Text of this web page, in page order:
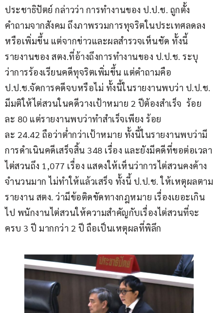
ประชาธิปัตย์ กล่าวว่า การทำงานของ ป.ป.ช. ถูกตั้ง
คำถามจากสังคม ถึงภาพรวมการทุจริตในประเทศลดลง
หรือเพิ่มขึ้น แต่จากข่าวและผลสำรวจเห็นชัด ทั้งนี้
รายงานของ สตง.ที่อ้างถึงการทำงานของ ป.ป.ช. ระบุ
ว่าการร้องเรียนคดีทุจริตเพิ่มขึ้น แต่คำถามคือ
ป.ป.ช.จัดการคดีจบหรือไม่ ทั้งนี้ในรายงานพบว่า ป.ป.ช.
มีมติให้ไต่สวนในคดีวางเป้าหมาย 2 ปีต้องสำเร็จ  ร้อย
ละ 80 แต่รายงานพบว่าทำสำเร็จเพียง ร้อย
ละ 24.42 ถือว่าต่ำกว่าเป้าหมาย ทั้งนี้ในรายงานพบว่ามี
การดำเนินคดีเสร็จสิ้น 348 เรื่อง และยังมีคดีที่ขอต่อเวลา
ไต่สวนถึง 1,077 เรื่อง แสดงให้เห็นว่าการไต่สวนคงค้าง
จำนวนมาก ไม่ทำให้แล้วเสร็จ ทั้งนี้ ป.ป.ช. ให้เหตุผลตาม
รายงาน สตง. ว่ามีข้อติดขัดทางกฎหมาย เรื่องเยอะเกิน
ไป พนักงานไต่สวนให้ความสำคัญกับเรื่องไต่สวนที่จะ
ครบ 3 ปี มากกว่า 2 ปี ถือเป็นเหตุผลที่พิลึก